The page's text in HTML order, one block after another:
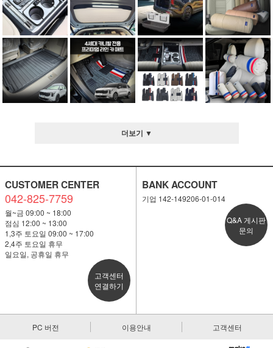
더보기 ▼
CUSTOMER CENTER
042-825-7759
월~금 09:00 ~ 18:00
점심 12:00 ~ 13:00
1,3주 토요일 09:00 ~ 17:00
2,4주 토요일 휴무
일요일, 공휴일 휴무
고객센터
연결하기
BANK ACCOUNT
기업 142-149206-01-014
Q&A 게시판
문의
PC 버전 이용안내 고객센터